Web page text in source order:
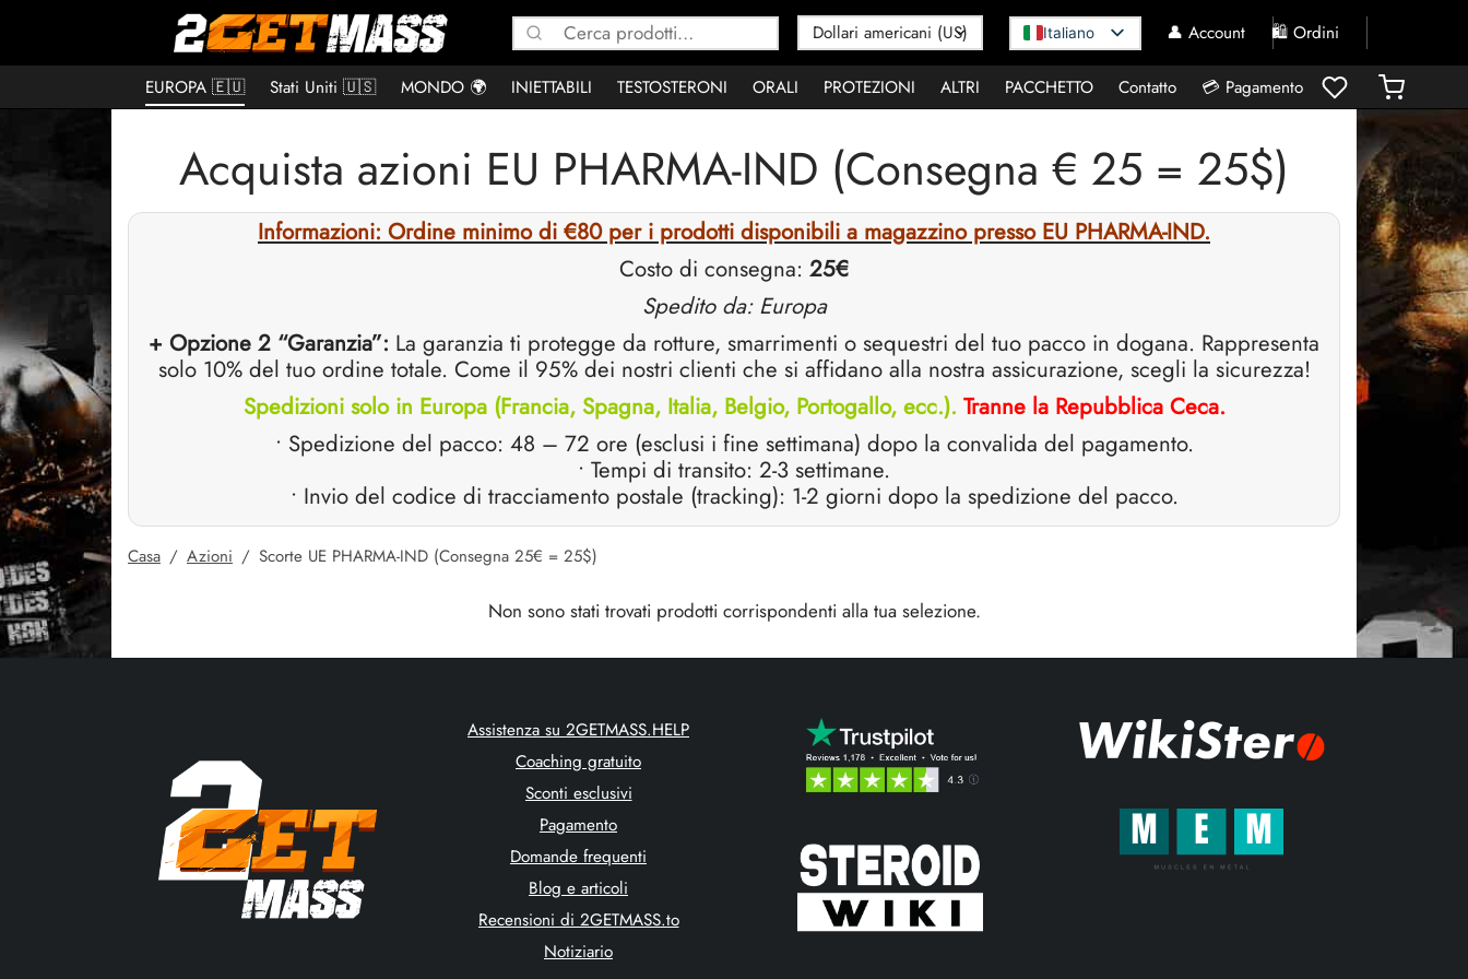
Cerca: Italiano 👤 Account 🛍️ Ordini
EUROPA 🇪🇺 Stati Uniti 🇺🇸 MONDO 🌍 INIETTABILI TESTOSTERONI ORALI PROTEZIONI ALTRI PACCHETTO Contatto 💳 Pagamento
Acquista azioni EU PHARMA-IND (Consegna € 25 = 25$)
Informazioni: Ordine minimo di €80 per i prodotti disponibili a magazzino presso EU PHARMA-IND.
Costo di consegna: 25€
Spedito da: Europa
+ Opzione 2 “Garanzia”: La garanzia ti protegge da rotture, smarrimenti o sequestri del tuo pacco in dogana. Rappresenta
solo 10% del tuo ordine totale. Come il 95% dei nostri clienti che si affidano alla nostra assicurazione, scegli la sicurezza!
Spedizioni solo in Europa (Francia, Spagna, Italia, Belgio, Portogallo, ecc.). Tranne la Repubblica Ceca.
• Spedizione del pacco: 48 – 72 ore (esclusi i fine settimana) dopo la convalida del pagamento.
• Tempi di transito: 2-3 settimane.
• Invio del codice di tracciamento postale (tracking): 1-2 giorni dopo la spedizione del pacco.
Casa / Azioni / Scorte UE PHARMA-IND (Consegna 25€ = 25$)
Non sono stati trovati prodotti corrispondenti alla tua selezione.
Assistenza su 2GETMASS.HELP
Coaching gratuito
Sconti esclusivi
Pagamento
Domande frequenti
Blog e articoli
Recensioni di 2GETMASS.to
Notiziario